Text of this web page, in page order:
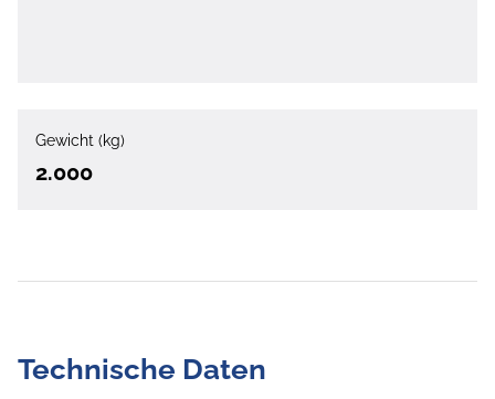
Gewicht (kg)
2.000
Technische Daten